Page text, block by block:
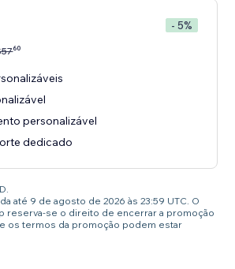
- 5%
5760
personalizável
dedicado
até 9 de agosto de 2026 às 23:59 UTC. O
reserva-se o direito de encerrar a promoção
os termos da promoção podem estar